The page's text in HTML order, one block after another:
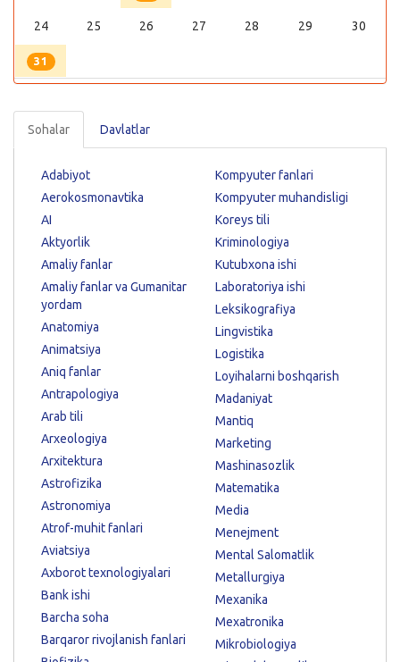
24 25 26 27 28 29 30
31
Sohalar Davlatlar
Adabiyot
Aerokosmonavtika
AI
Aktyorlik
Amaliy fanlar
Amaliy fanlar va Gumanitar
yordam
Anatomiya
Animatsiya
Aniq fanlar
Antrapologiya
Arab tili
Arxeologiya
Arxitektura
Astrofizika
Astronomiya
Atrof-muhit fanlari
Aviatsiya
Axborot texnologiyalari
Bank ishi
Barcha soha
Barqaror rivojlanish fanlari
Kompyuter fanlari
Kompyuter muhandisligi
Koreys tili
Kriminologiya
Kutubxona ishi
Laboratoriya ishi
Leksikografiya
Lingvistika
Logistika
Loyihalarni boshqarish
Madaniyat
Mantiq
Marketing
Mashinasozlik
Matematika
Media
Menejment
Mental Salomatlik
Metallurgiya
Mexanika
Mexatronika
Mikrobiologiya